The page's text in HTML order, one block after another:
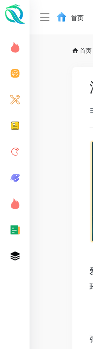
首页
首页